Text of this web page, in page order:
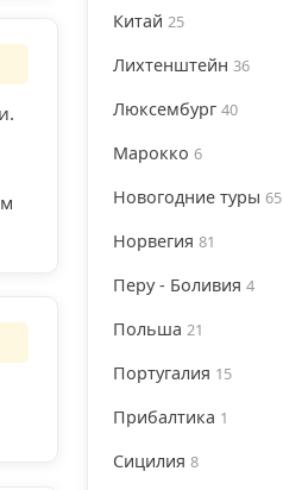
Китай 25
Лихтенштейн 36
Люксембург 40
Марокко 6
Новогодние туры 65
Норвегия 81
Перу - Боливия 4
Польша 21
Португалия 15
Прибалтика 1
Сицилия 8